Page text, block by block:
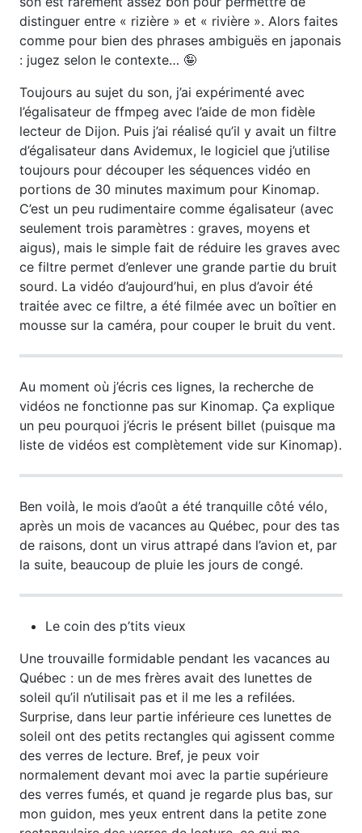
distinguer entre « rizière » et « rivière ». Alors faites
comme pour bien des phrases ambiguës en japonais
: jugez selon le contexte… 🤪
Toujours au sujet du son, j’ai expérimenté avec
l’égalisateur de ffmpeg avec l’aide de mon fidèle
lecteur de Dijon. Puis j’ai réalisé qu’il y avait un filtre
d’égalisateur dans Avidemux, le logiciel que j’utilise
toujours pour découper les séquences vidéo en
portions de 30 minutes maximum pour Kinomap.
C’est un peu rudimentaire comme égalisateur (avec
seulement trois paramètres : graves, moyens et
aigus), mais le simple fait de réduire les graves avec
ce filtre permet d’enlever une grande partie du bruit
sourd. La vidéo d’aujourd’hui, en plus d’avoir été
traitée avec ce filtre, a été filmée avec un boîtier en
mousse sur la caméra, pour couper le bruit du vent.
Au moment où j’écris ces lignes, la recherche de
vidéos ne fonctionne pas sur Kinomap. Ça explique
un peu pourquoi j’écris le présent billet (puisque ma
liste de vidéos est complètement vide sur Kinomap).
Ben voilà, le mois d’août a été tranquille côté vélo,
après un mois de vacances au Québec, pour des tas
de raisons, dont un virus attrapé dans l’avion et, par
la suite, beaucoup de pluie les jours de congé.
Le coin des p’tits vieux
Une trouvaille formidable pendant les vacances au
Québec : un de mes frères avait des lunettes de
soleil qu’il n’utilisait pas et il me les a refilées.
Surprise, dans leur partie inférieure ces lunettes de
soleil ont des petits rectangles qui agissent comme
des verres de lecture. Bref, je peux voir
normalement devant moi avec la partie supérieure
des verres fumés, et quand je regarde plus bas, sur
mon guidon, mes yeux entrent dans la petite zone